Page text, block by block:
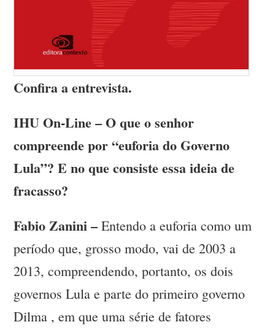
Confira a entrevista.
IHU On-Line – O que o senhor
compreende por “euforia do Governo
Lula”? E no que consiste essa ideia de
fracasso?
Fabio Zanini – Entendo a euforia como um
período que, grosso modo, vai de 2003 a
2013, compreendendo, portanto, os dois
governos Lula e parte do primeiro governo
Dilma , em que uma série de fatores